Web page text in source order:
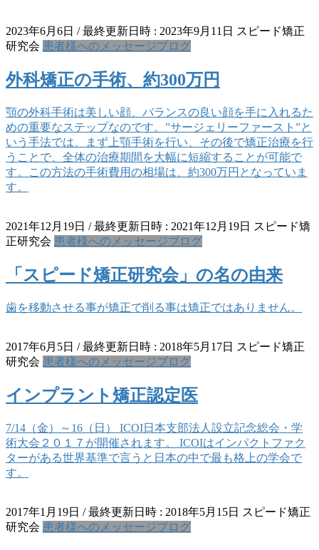
2023年6月6日 / 最終更新日時 : 2023年9月11日 スピード矯正
研究会 患者様へのメッセージブログ
外科矯正の手術、約300万円
顎の外科手術は美しい顔、バランスの良い顔を手に入れるた
めの重要なステップなのです。”サージェリーファースト”と
いう手法では、まず上顎手術を行い、その後で矯正治療を行
うことで、全体の治療期間を大幅に短縮することが可能で
す。この方法の手術費用の相場は、約300万円となっていま
す。
2021年12月19日 / 最終更新日時 : 2021年12月19日 スピード矯
正研究会 患者様へのメッセージブログ
「スピード矯正研究会」の名の由来
歯を移動させる事が矯正で削る事は矯正ではありません。
2017年6月5日 / 最終更新日時 : 2018年5月17日 スピード矯正
研究会 患者様へのメッセージブログ
インプラント矯正認定医
7/14（金）～16（日） ICOI日本支部法人設立記念総会・学
術大会２０１７が開催されます。 ICOIはインパクトファク
ターがある世界基準で言うと日本の中で最も格上の学会で
す。
2017年1月19日 / 最終更新日時 : 2018年5月15日 スピード矯正
研究会 患者様へのメッセージブログ